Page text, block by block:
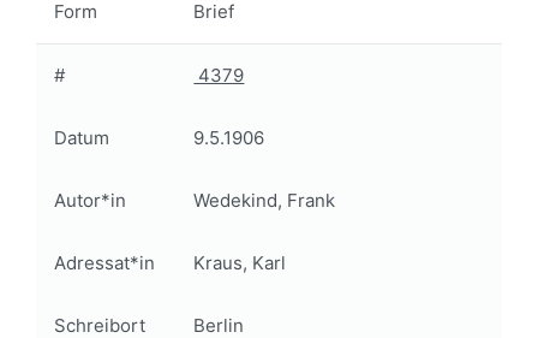
Form Brief
# 4379
Datum 9.5.1906
Autor*in Wedekind, Frank
Adressat*in Kraus, Karl
Schreibort Berlin